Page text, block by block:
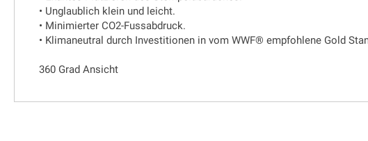
• Unglaublich klein und leicht.
• Minimierter CO2-Fussabdruck.
• Klimaneutral durch Investitionen in vom WWF® empfohlene Gold
360 Grad Ansicht